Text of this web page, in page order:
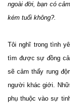
ngoài đời, bạn có
kém tuổi không?.
Tôi nghĩ trong tình
tìm được sự đồng
sẽ cảm thấy rung
người khác giới.
phụ thuộc vào sự